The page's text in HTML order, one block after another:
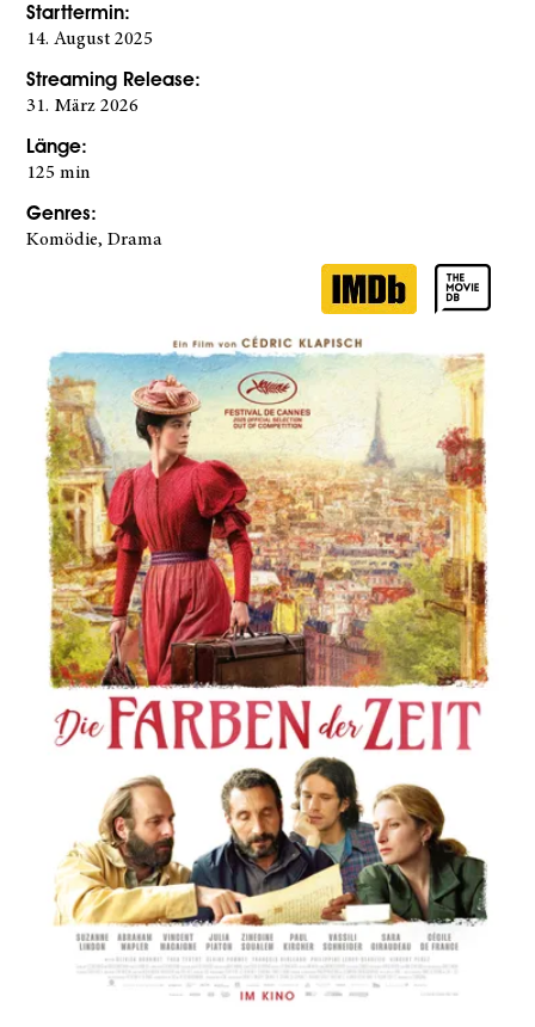
Starttermin:
14. August 2025
Streaming Release:
31. März 2026
Länge:
125 min
Genres:
Komödie,Drama